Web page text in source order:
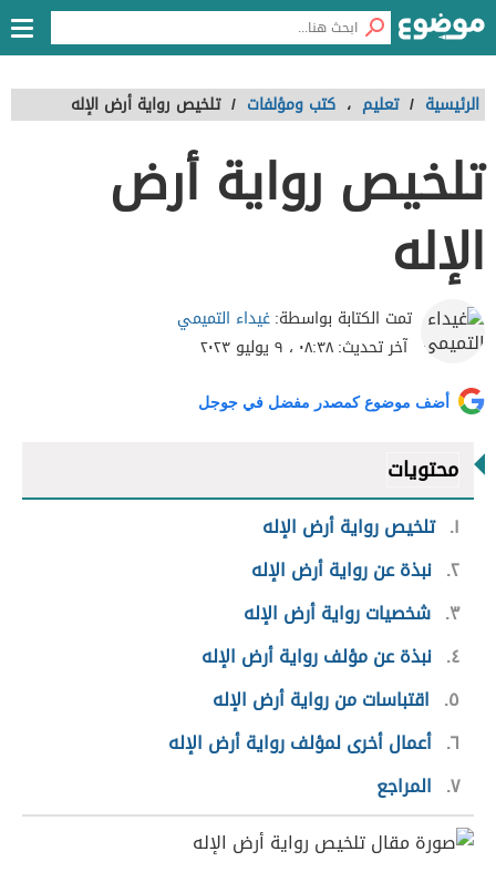
الرئيسية / تعليم ، كتب ومؤلفات / تلخيص رواية أرض الإله
تلخيص رواية أرض
الإله
تمت الكتابة بواسطة:غيداء التميمي
آخر تحديث:٠٨:٣٨ ، ٩ يوليو ٢٠٢٣
أضف موضوع كمصدر مفضل في جوجل
محتويات
١ تلخيص رواية أرض الإله
٢ نبذة عن رواية أرض الإله
٣ شخصيات رواية أرض الإله
٤ نبذة عن مؤلف رواية أرض الإله
٥
اقتباسات من رواية أرض الإله
٦ أعمال أخرى لمؤلف رواية أرض الإله
٧ المراجع